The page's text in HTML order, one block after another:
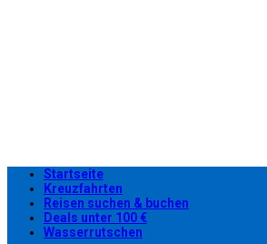
Startseite
Kreuzfahrten
Reisen suchen & buchen
Deals unter 100 €
Wasserrutschen